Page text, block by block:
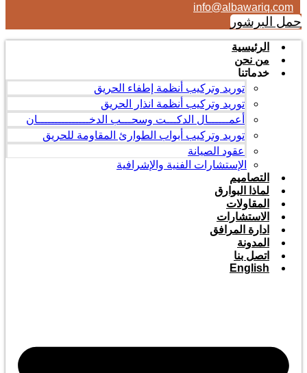
info@albawariq.com
حمل البرشور
الرئيسية
من نحن
خدماتنا
توريد وتركيب أنظمة إطفاء الحريق
توريد وتركيب أنظمة انذار الحريق
أعمــــــال الدكـــت وسحـــب الدخـــــــــــــــان
توريد وتركيب أبواب الطوارئ المقاومة للحريق
عقود الصيانة
الإستشارات الفنية والإشرافية
التصاميم
لماذا البوارق
المقاولات
الاستشارات
ادارة المرافق
المدونة
اتصل بنا
English